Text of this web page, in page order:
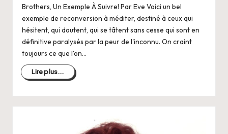
Brothers, Un Exemple À Suivre! Par Eve Voici un bel
exemple de reconversion à méditer, destiné à ceux qui
hésitent, qui doutent, qui se tâtent sans cesse qui sont en
définitive paralysés par la peur de l'inconnu. On craint
toujours ce que l'on…
Lire plus...